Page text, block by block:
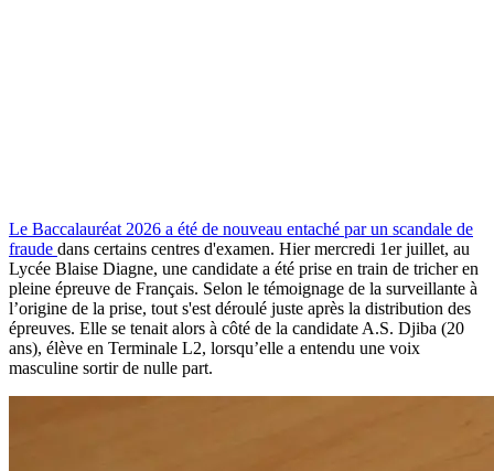
Le Baccalauréat 2026 a été de nouveau entaché par un scandale de
fraude dans certains centres d'examen. Hier mercredi 1er juillet, au
Lycée Blaise Diagne, une candidate a été prise en train de tricher en
pleine épreuve de Français. Selon le témoignage de la surveillante à
l’origine de la prise, tout s'est déroulé juste après la distribution des
épreuves. Elle se tenait alors à côté de la candidate A.S. Djiba (20
ans), élève en Terminale L2, lorsqu’elle a entendu une voix
masculine sortir de nulle part.